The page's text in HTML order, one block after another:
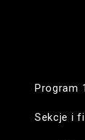
Program
Sekcje i